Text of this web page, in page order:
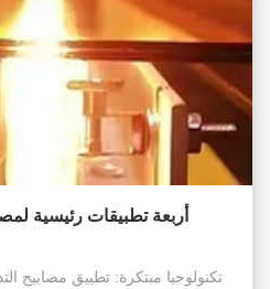
أربعة تطبيقات رئيسية
تكنولوجيا مبتكرة: تطبيق مصابيح